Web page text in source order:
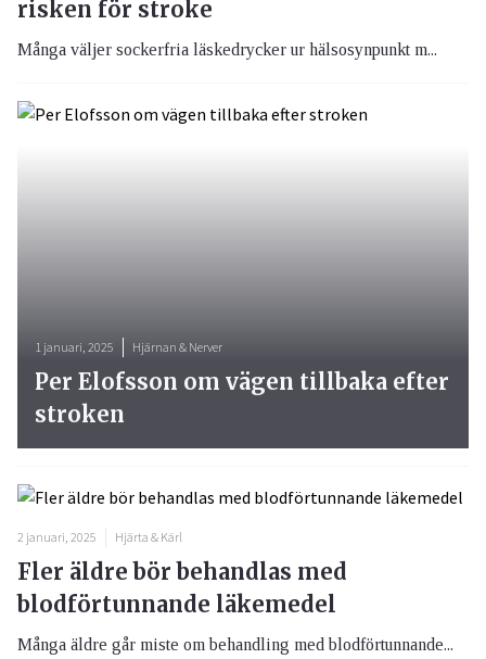
risken för stroke
Många väljer sockerfria läskedrycker ur hälsosynpunkt m...
2 januari, 2025 Hjärta & Kärl
Fler äldre bör behandlas med
blodförtunnande läkemedel
Många äldre går miste om behandling med blodförtunnande...
1 januari, 2025 Hjärnan & Nerver
Per Elofsson om vägen tillbaka efter
stroken